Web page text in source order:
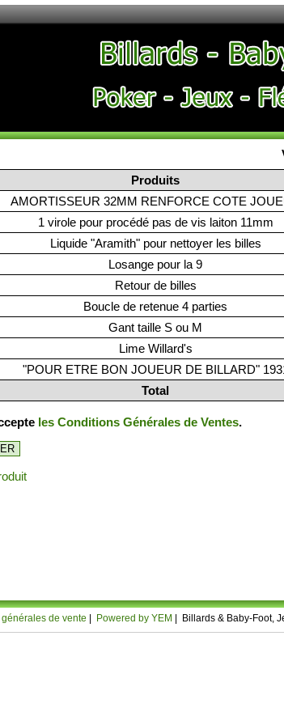
Produits
AMORTISSEUR 32MM RENFORCE COTE
1 virole pour procédé pas de vis laiton 11mm
Liquide "Aramith" pour nettoyer les billes
Losange pour la 9
Retour de billes
Boucle de retenue 4 parties
Gant taille S ou M
Lime Willard's
"POUR ETRE BON JOUEUR DE BILLARD"
Total
les Conditions Générales de Ventes.
de vente Powered by YEM | Billards & Baby-Foot,